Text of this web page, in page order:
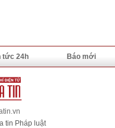
tức 24h Báo mới
tin Pháp luật